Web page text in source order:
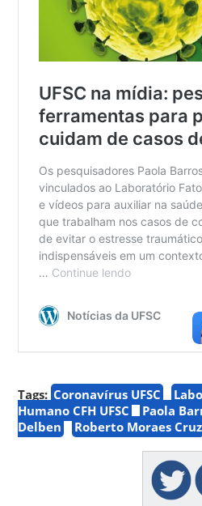
Tags: Coronavírus UFSC
Humano CFH UFSC
Paola
Delben
Roberto Moraes Cruz